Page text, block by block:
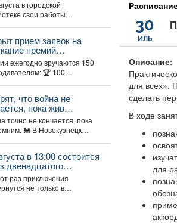
30
ИЛЬ
Описание:
для всех».
сделать
В ходе
для
в городской
свои работы
прием заявок на
премий
Российской
для
в области
искусства в
году.
ежегодно вручаются 150
🏆 100
что война не
пока жив
солдат.
точно не кончается, пока
Новокузнецк
в 13:00 состоится
двенадцатого
из знаменитой
франшизы -
раз приключения
не только в